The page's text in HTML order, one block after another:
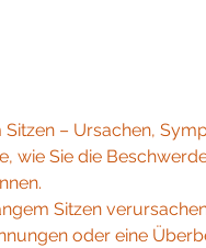
– Ursachen,
wie Sie die
oder eine